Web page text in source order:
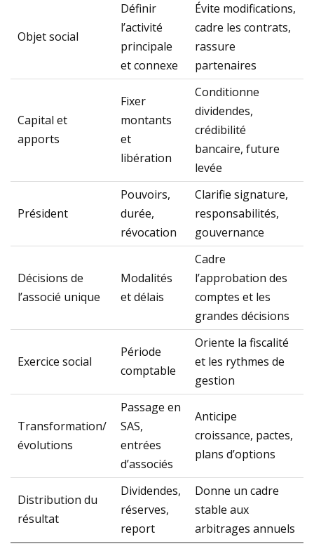
Objet social
Définir
l’activité
principale
et connexe
Évite modifications,
cadre les contrats,
rassure
partenaires
Capital et
apports
Fixer
montants
et
libération
Conditionne
dividendes,
crédibilité
bancaire, future
levée
Président
Pouvoirs,
durée,
révocation
Clarifie signature,
responsabilités,
gouvernance
Décisions de
l’associé unique
Modalités
et délais
Cadre
l’approbation des
comptes et les
grandes décisions
Exercice social
Période
comptable
Oriente la fiscalité
et les rythmes de
gestion
Transformation/
évolutions
Passage en
SAS,
entrées
d’associés
Anticipe
croissance, pactes,
plans d’options
Distribution du
résultat
Dividendes,
réserves,
report
Donne un cadre
stable aux
arbitrages annuels